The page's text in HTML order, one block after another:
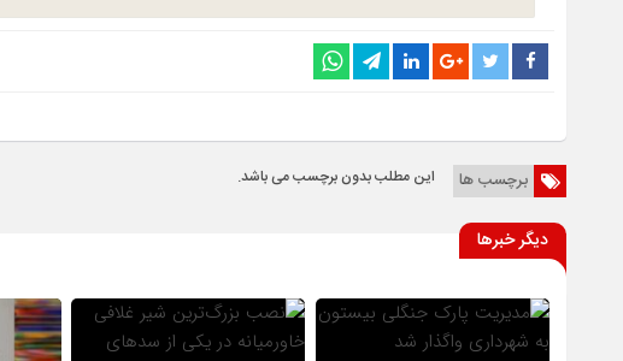
برچسب ها این مطلب بدون برچسب می باشد.
دیگر خبرها